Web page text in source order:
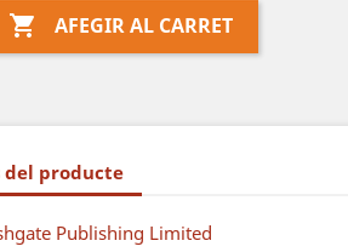
 AFEGIR AL CARRET
del producte
Publishing Limited